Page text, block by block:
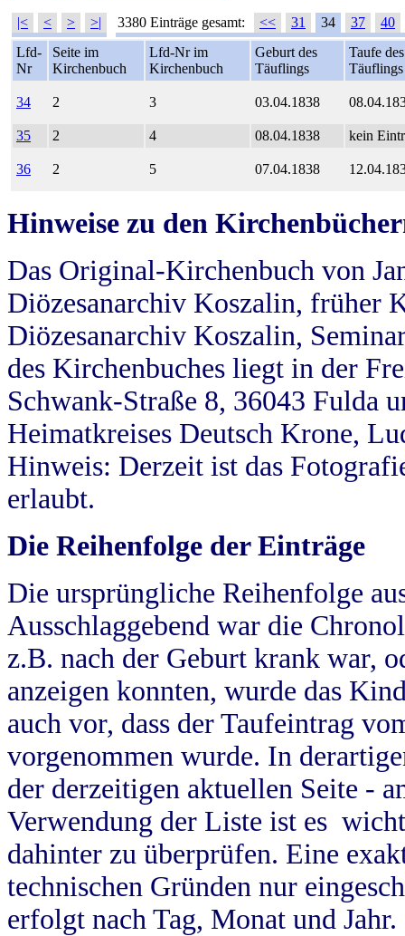
|< < > >| 3380 Einträge gesamt: << 31 34 37
40
Lfd-
Nr
Seite im
Kirchenbuch
Lfd-Nr im
Kirchenbuch
Geburt des
Täuflings
Taufe des
Täuflings
34 2 3 03.04.1838
35 2 4 08.04.1838 kein
36 2 5 07.04.1838
Hinweise zu den
Das Original-Kirchenbuch von
Diözesanarchiv Koszalin, früher
Diözesanarchiv Koszalin,
des Kirchenbuches liegt in der
Schwank-Straße 8, 36043 Fulda
Heimatkreises Deutsch Krone,
Hinweis: Derzeit ist das
erlaubt.
Die Reihenfolge der Einträge
Die ursprüngliche Reihenfolge
Ausschlaggebend war die
z.B. nach der Geburt krank war,
anzeigen konnten, wurde das
auch vor, dass der Taufeintrag
vorgenommen wurde. In
der derzeitigen aktuellen Seite -
Verwendung der Liste ist es
dahinter zu überprüfen. Eine
technischen Gründen nur
erfolgt nach Tag, Monat und Jahr.